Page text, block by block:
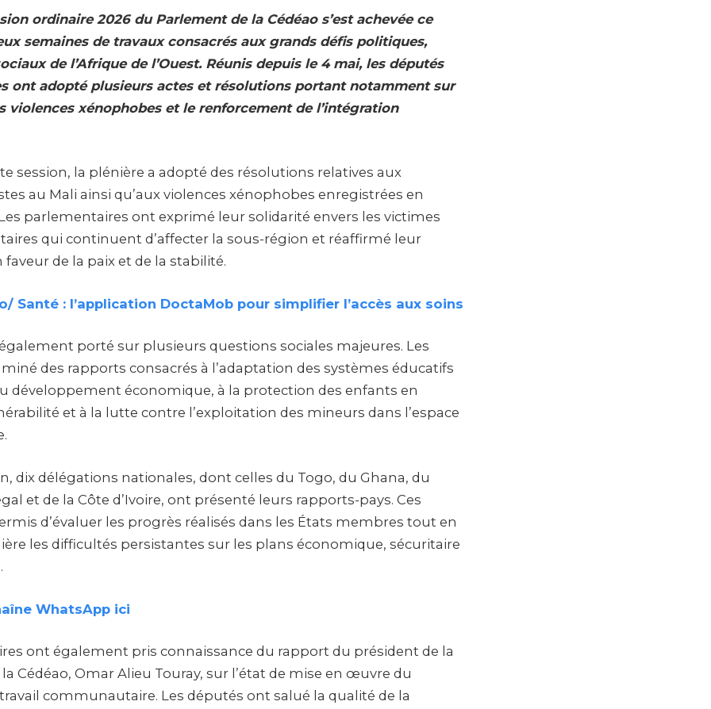
ordinaire 2026 du Parlement de la Cédéao s’est achevée ce
semaines de travaux consacrés aux grands défis politiques,
de l’Afrique de l’Ouest. Réunis depuis le 4 mai, les députés
ont adopté plusieurs actes et résolutions portant notamment sur
violences xénophobes et le renforcement de l’intégration
session, la plénière a adopté des résolutions relatives aux
au Mali ainsi qu’aux violences xénophobes enregistrées en
parlementaires ont exprimé leur solidarité envers les victimes
qui continuent d’affecter la sous-région et réaffirmé leur
de la paix et de la stabilité.
Santé : l’application DoctaMob pour simplifier l’accès aux soins
porté sur plusieurs questions sociales majeures. Les
des rapports consacrés à l’adaptation des systèmes éducatifs
développement économique, à la protection des enfants en
et à la lutte contre l’exploitation des mineurs dans l’espace
dix délégations nationales, dont celles du Togo, du Ghana, du
et de la Côte d’Ivoire, ont présenté leurs rapports-pays. Ces
d’évaluer les progrès réalisés dans les États membres tout en
les difficultés persistantes sur les plans économique, sécuritaire
WhatsApp ici
ont également pris connaissance du rapport du président de la
Cédéao, Omar Alieu Touray, sur l’état de mise en œuvre du
communautaire. Les députés ont salué la qualité de la